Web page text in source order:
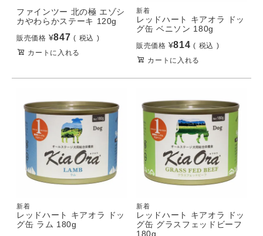
ファインツー 北の極 エゾシ
カやわらかステーキ 120g
販売価格 ¥847
税込
カートに入れる
新着
レッドハート キアオラ ドッ
グ缶 ベニソン 180g
販売価格 ¥814
税込
カートに入れる
新着
レッドハート キアオラ ドッ
グ缶 ラム 180g
新着
レッドハート キアオラ ドッ
グ缶 グラスフェッドビーフ
180g